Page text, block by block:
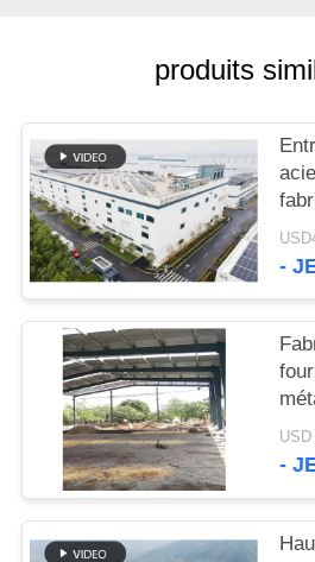
NOUVELLES
CAS
PLAN
DU
SITE
POLITIQUE
CONFIDENTIALITÉ
produits
-
-